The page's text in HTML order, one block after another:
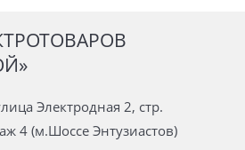
Электродная 2, стр.
4 (м.Шоссе Энтузиастов)